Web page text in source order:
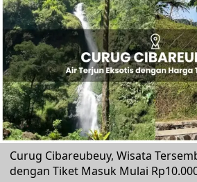
Curug Cibareubeuy, Wisata
dengan Tiket Masuk Mulai